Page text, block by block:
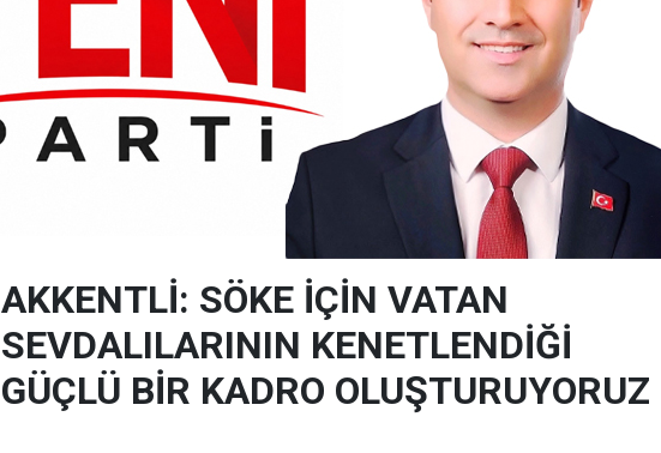
AKKENTLİ: SÖKE İÇİN VATAN
SEVDALILARININ KENETLENDİĞİ
GÜÇLÜ BİR KADRO OLUŞTURUYORUZ